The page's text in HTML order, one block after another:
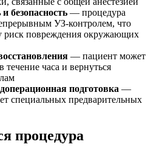
безопасность — процедура
УЗ-контролем, что
риск повреждения окружающих
— пациент может
часа и вернуться
подготовка —
специальных предварительных
процедура